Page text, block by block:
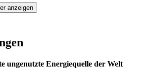
anzeigen
ungenutzte Energiequelle der Welt